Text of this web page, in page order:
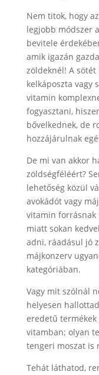
Nem titok, hogy
legjobb módszer
bevitele
amik igazán
zöldeknél! A
kelkáposzta vagy
vitamin
fogyasztani,
bővelkednek, de
hozzájárulnak
De mi van akkor
zöldségféléért?
lehetőség közül
avokádót vagy
vitamin forrásnak
miatt sokan
adni, ráadásul jó
májkonzerv
kategóriában.
Vagy mit szólnál
helyesen
eredetű termékek
vitamban; olyan
tengeri moszat is
Tehát láthatod,